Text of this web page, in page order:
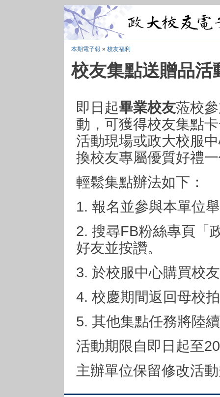
本期電子報 » 校友福利
校友集點送贈品活
即日起畢業校友蒞校
動，可獲得校友集點
活動現場或政大校服
換校友專屬優質好禮
輕鬆集點辦法如下：
1. 報名並參與本單位
2. 搜尋FB粉絲專頁「
好友並按讚。
3. 於校服中心購買校
4. 校慶期間返回母校
5. 其他集點任務將陸
活動期限自即日起至
主辦單位保留修改活